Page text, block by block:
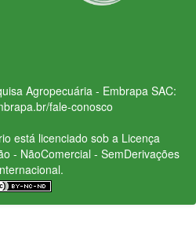
Agropecuária - Embrapa SAC:
fale-conosco
está licenciado sob a Licença
- NãoComercial - SemDerivações